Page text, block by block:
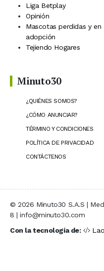
Liga Betplay
Opinión
Mascotas perdidas y en
adopción
Tejiendo Hogares
Minuto30
¿QUIÉNES SOMOS?
¿CÓMO ANUNCIAR?
TÉRMINO Y CONDICIONES
POLÍTICA DE PRIVACIDAD
CONTÁCTENOS
© 2026 Minuto30 S.A.S |
8 | info@minuto30.com
Con la tecnología de: